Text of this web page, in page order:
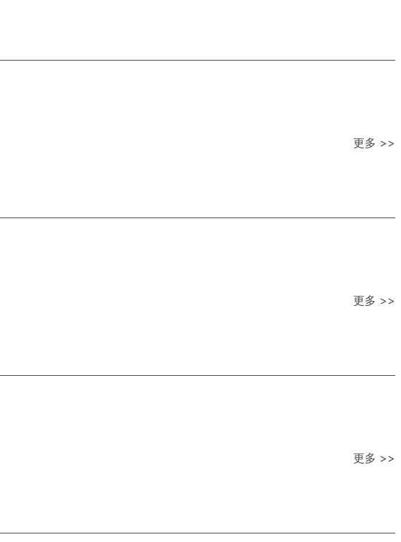
更多 >>
更多 >>
更多 >>